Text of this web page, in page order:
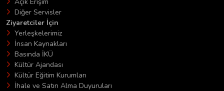
Diğer Servisler
Ziyaretciler İçin
Yerleşkelerimiz
İnsan Kaynakları
Basında İKÜ
Kültür Ajandası
Kültür Eğitim Kurumları
İhale ve Satın Alma Duyuruları